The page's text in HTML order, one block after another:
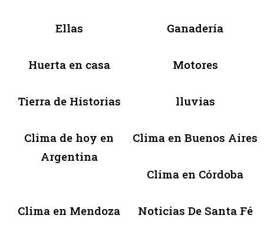
Ellas Ganadería
Huerta en casa Motores
Tierra de Historias lluvias
Clima de hoy en
Argentina
Clima en Buenos Aires
Clima en Córdoba
Clima en Mendoza Noticias De Santa Fé